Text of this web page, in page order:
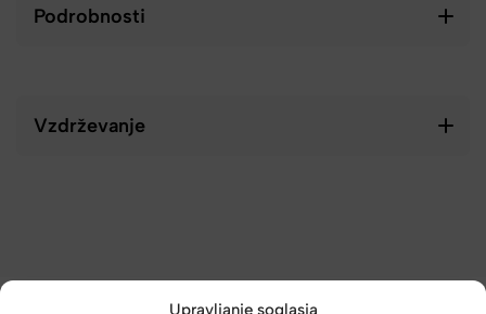
Upravljanje soglasja
Podrobnosti
Vzdrževanje